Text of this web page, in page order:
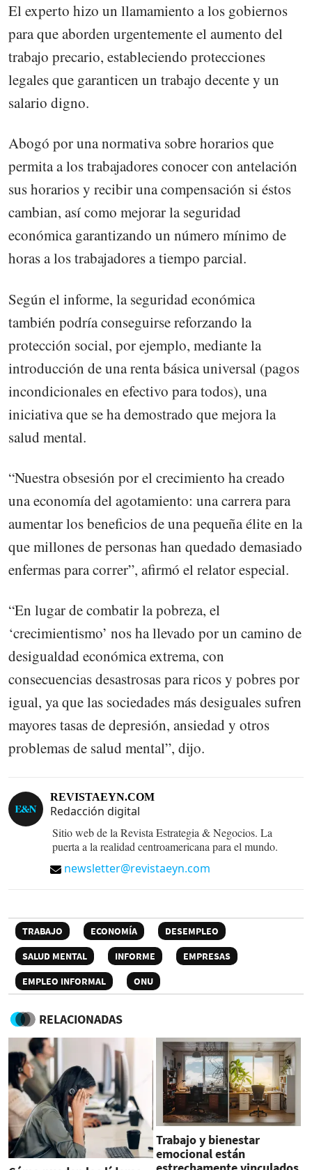
El experto hizo un llamamiento a los gobiernos
para que aborden urgentemente el aumento del
trabajo precario, estableciendo protecciones
legales que garanticen un trabajo decente y un
salario digno.
Abogó por una normativa sobre horarios que
permita a los trabajadores conocer con antelación
sus horarios y recibir una compensación si éstos
cambian, así como mejorar la seguridad
económica garantizando un número mínimo de
horas a los trabajadores a tiempo parcial.
Según el informe, la seguridad económica
también podría conseguirse reforzando la
protección social, por ejemplo, mediante la
introducción de una renta básica universal (pagos
incondicionales en efectivo para todos), una
iniciativa que se ha demostrado que mejora la
salud mental.
“Nuestra obsesión por el crecimiento ha creado
una economía del agotamiento: una carrera para
aumentar los beneficios de una pequeña élite en la
que millones de personas han quedado demasiado
enfermas para correr”, afirmó el relator especial.
“En lugar de combatir la pobreza, el
‘crecimientismo’ nos ha llevado por un camino de
desigualdad económica extrema, con
consecuencias desastrosas para ricos y pobres por
igual, ya que las sociedades más desiguales sufren
mayores tasas de depresión, ansiedad y otros
problemas de salud mental”, dijo.
REVISTAEYN.COM
Redacción digital
Sitio web de la Revista Estrategia & Negocios. La
puerta a la realidad centroamericana para el mundo.
newsletter@revistaeyn.com
TRABAJO ECONOMÍA
DESEMPLEO
SALUD MENTAL
INFORME
EMPRESAS
EMPLEO INFORMAL
ONU
RELACIONADAS
Trabajo y bienestar
emocional están